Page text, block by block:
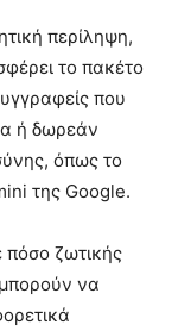
περίληψη,
το πακέτο
που
ή δωρεάν
όπως το
της Google.
ζωτικής
να